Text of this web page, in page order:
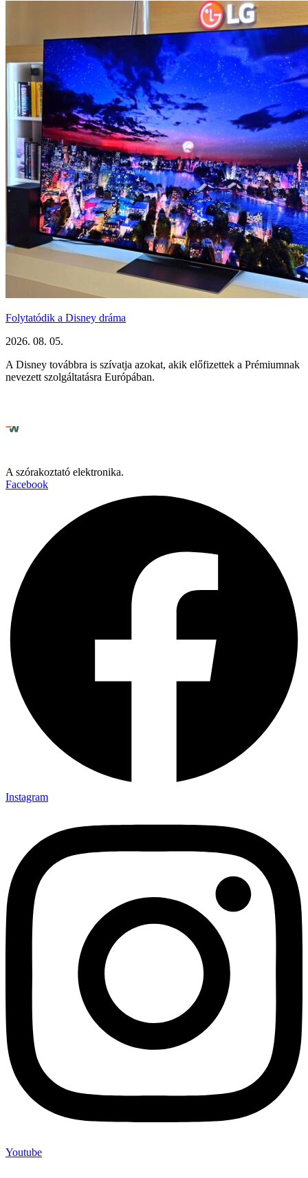
Folytatódik a Disney dráma
2026. 08. 05.
A Disney továbbra is szívatja azokat, akik előfizettek a Prémiumnak
nevezett szolgáltatásra Európában.
A szórakoztató elektronika.
Facebook
Instagram
Youtube